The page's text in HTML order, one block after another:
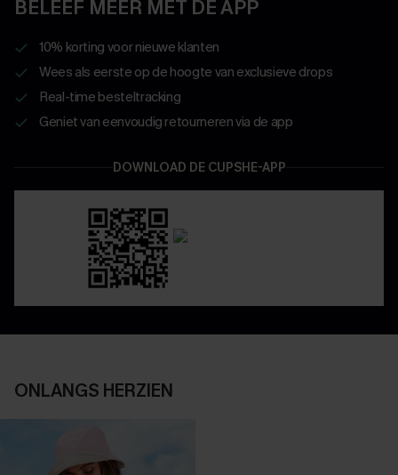
BELEEF MEER MET DE APP
10% korting voor nieuwe klanten
Wees als eerste op de hoogte van exclusieve drops
Real-time besteltracking
Geniet van eenvoudig retourneren via de app
DOWNLOAD DE CUPSHE-APP
ONLANGS HERZIEN